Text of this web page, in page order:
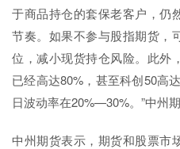
于商品持仓的套保老客户，仍
节奏。如果不参与股指期货，
位，减小现货持仓风险。此外
已经高达80%，甚至科创50高
日波动率在20%—30%。”中州期
中州期货表示，期货和股票市